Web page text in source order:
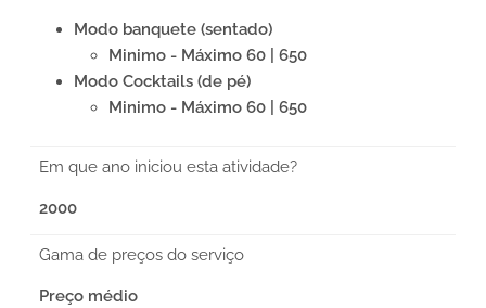
Modo banquete (sentado)
Minimo - Máximo 60 | 650
Modo Cocktails (de pé)
Minimo - Máximo 60 | 650
Em que ano iniciou esta atividade?
2000
Gama de preços do serviço
Preço médio